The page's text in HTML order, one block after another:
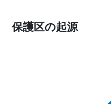
保護区の起源